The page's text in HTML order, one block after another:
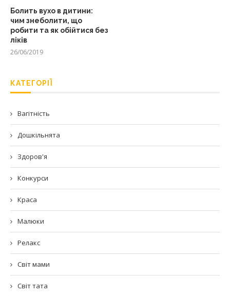
Болить вухо в дитини:
чим знеболити, що
робити та як обійтися без
ліків
26/06/2019
КАТЕГОРІЇ
Вагітність
Дошкільнята
Здоров'я
Конкурси
Краса
Малюки
Релакс
Світ мами
Світ тата